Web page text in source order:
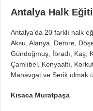
Antalya Halk
Antalya’da 20 farklı halk
Aksu, Alanya, Demre,
Gündoğmuş, İbradı, Kaş,
Çamlıbel, Konyaaltı,
Manavgat ve Serik olmak
Kısaca Muratpaşa